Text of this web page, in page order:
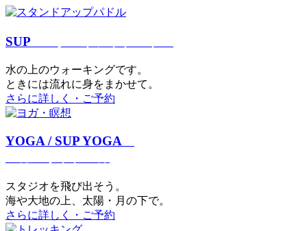
SUP
⽔の上のウォーキングです。
ときには流れに身をまかせて。
さらに詳しく・ご予約
YOGA / SUP YOGA
スタジオを⾶び出そう。
海や大地の上、太陽・⽉の下で。
さらに詳しく・ご予約